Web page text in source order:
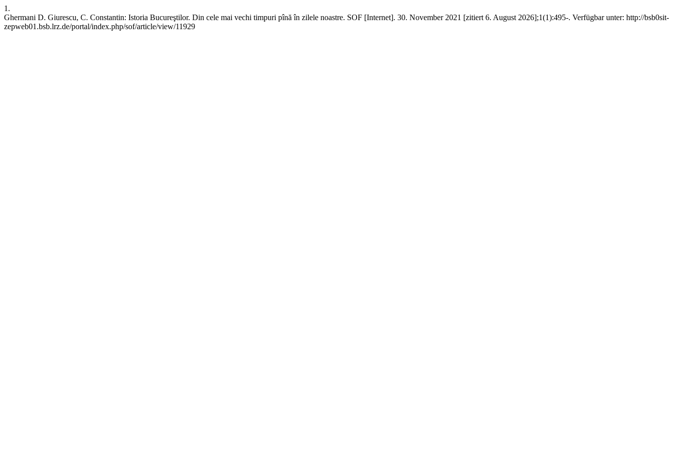
1.
Ghermani D. Giurescu, C. Constantin: Istoria Bucureştilor. Din cele mai vechi timpuri pînă în zilele noastre. SOF [Internet]. 30. November 2021 [zitiert 6. August 2026];1(1):495-. Verfügbar unter: http://bsb0sit-
zepweb01.bsb.lrz.de/portal/index.php/sof/article/view/11929